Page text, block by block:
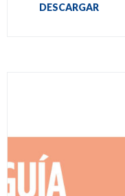
DESCARGAR